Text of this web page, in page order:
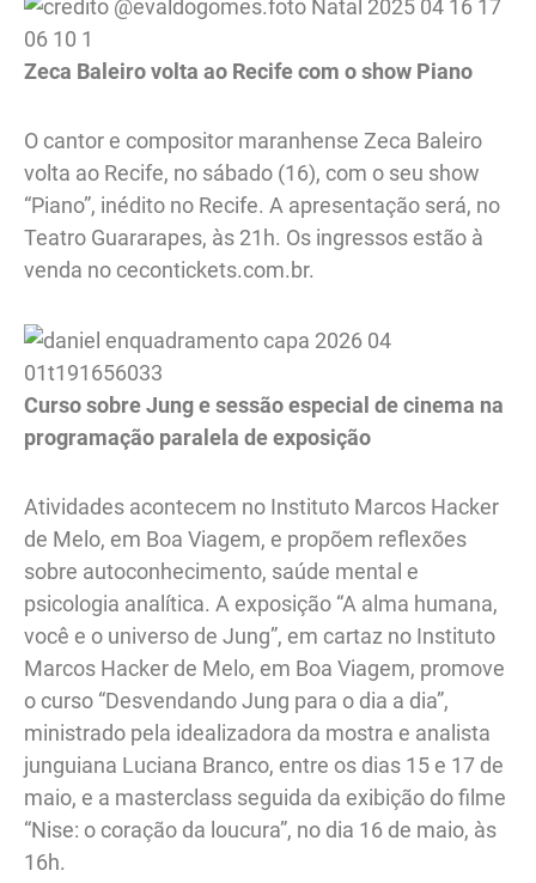
Zeca Baleiro volta ao Recife com o show Piano
O cantor e compositor maranhense Zeca Baleiro
volta ao Recife, no sábado (16), com o seu show
“Piano”, inédito no Recife. A apresentação será, no
Teatro Guararapes, às 21h. Os ingressos estão à
venda no cecontickets.com.br.
Curso sobre Jung e sessão especial de cinema na
programação paralela de exposição
Atividades acontecem no Instituto Marcos Hacker
de Melo, em Boa Viagem, e propõem reflexões
sobre autoconhecimento, saúde mental e
psicologia analítica. A exposição “A alma humana,
você e o universo de Jung”, em cartaz no Instituto
Marcos Hacker de Melo, em Boa Viagem, promove
o curso “Desvendando Jung para o dia a dia”,
ministrado pela idealizadora da mostra e analista
junguiana Luciana Branco, entre os dias 15 e 17 de
maio, e a masterclass seguida da exibição do filme
“Nise: o coração da loucura”, no dia 16 de maio, às
16h.